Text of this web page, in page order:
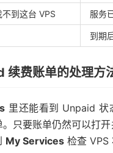
到这台 VPS 服务
到期
续费账单的处理方
里还能看到 Unpaid 状
只要账单仍然可以打
My Services 检查 VPS